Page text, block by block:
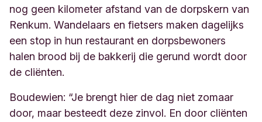
nog geen kilometer afstand van de dorpskern van
Renkum. Wandelaars en fietsers maken dagelijks
een stop in hun restaurant en dorpsbewoners
halen brood bij de bakkerij die gerund wordt door
de cliënten.
Boudewien: “Je brengt hier de dag niet zomaar
door, maar besteedt deze zinvol. En door cliënten